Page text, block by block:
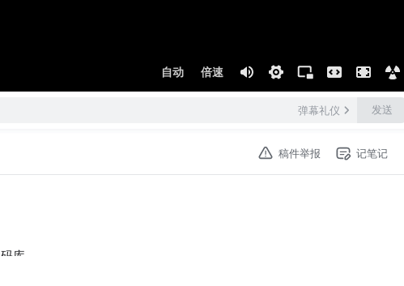
自动 倍速
弹幕礼仪 发送
稿件举报 记笔记
库。
器）扩展 Claude Code 的功能。